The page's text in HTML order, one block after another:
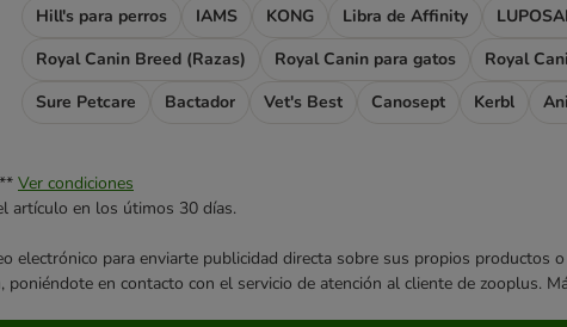
Hill's para perros
IAMS KONG Libra de Affinity
Royal Canin Breed (Razas)
Royal Canin para gatos Royal
Sure Petcare
Bactador Vet's Best Canosept Kerbl
Ver condiciones
artículo en los útimos 30 días.
electrónico para enviarte publicidad directa sobre sus propios
en contacto con el servicio de atención al cliente de zooplus.